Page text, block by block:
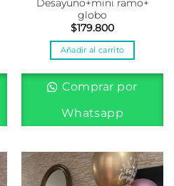
Desayuno+mini ramo+
globo
$179.800
Añadir al carrito
Comprar por
Whatsapp